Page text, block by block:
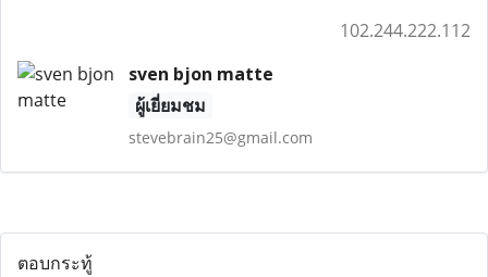
102.244.222.112
sven bjon matte
ผู้เยี่ยมชม
stevebrain25@gmail.com
ตอบกระทู้